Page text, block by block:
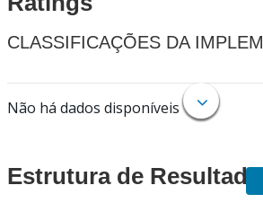
CLASSIFICAÇÕES DA
Não há dados disponíveis
Estrutura de